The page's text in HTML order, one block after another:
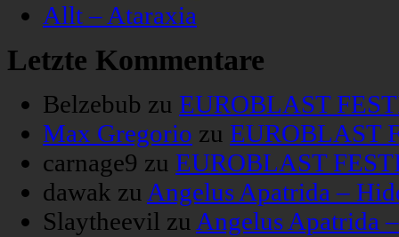
Allt – Ataraxia
Letzte Kommentare
Belzebub zu EUROBLAST
Max Gregorio zu EUROBLAST
carnage9 zu EUROBLAST
dawak zu Angelus Apatrida –
Slaytheevil zu Angelus Apatrida